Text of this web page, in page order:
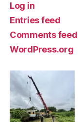
Log in
Entries feed
Comments feed
WordPress.org